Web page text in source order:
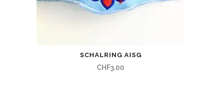
SCHALRING AISG
CHF3.00